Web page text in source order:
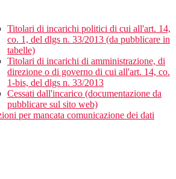
Titolari di incarichi politici di cui all'art. 14,
co. 1, del dlgs n. 33/2013 (da pubblicare in
tabelle)
Titolari di incarichi di amministrazione, di
direzione o di governo di cui all'art. 14, co.
1-bis, del dlgs n. 33/2013
Cessati dall'incarico (documentazione da
pubblicare sul sito web)
per mancata comunicazione dei dati